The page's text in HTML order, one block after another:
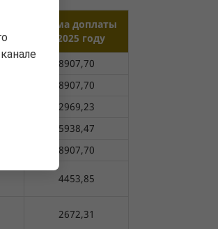
Сумма доплаты
в 2025 году
8907,70
8907,70
2969,23
5938,47
8907,70
4453,85
2672,31